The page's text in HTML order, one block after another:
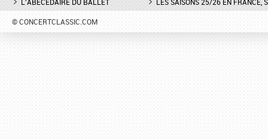
© CONCERTCLASSIC.COM